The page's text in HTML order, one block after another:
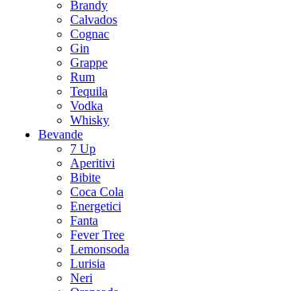
Brandy
Calvados
Cognac
Gin
Grappe
Rum
Tequila
Vodka
Whisky
Bevande
7 Up
Aperitivi
Bibite
Coca Cola
Energetici
Fanta
Fever Tree
Lemonsoda
Lurisia
Neri